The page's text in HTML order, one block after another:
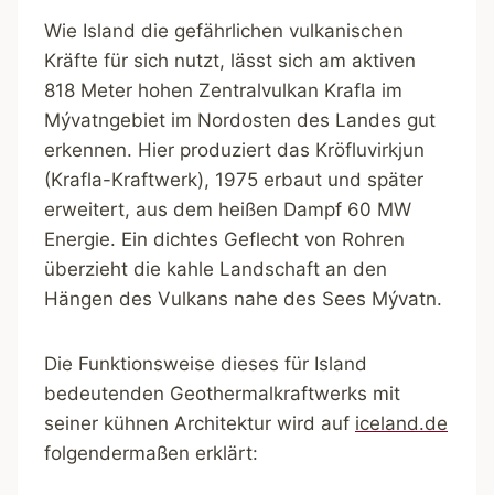
Wie Island die gefährlichen vulkanischen
Kräfte für sich nutzt, lässt sich am aktiven
818 Meter hohen Zentralvulkan Krafla im
Mývatngebiet im Nordosten des Landes gut
erkennen. Hier produziert das Kröfluvirkjun
(Krafla-Kraftwerk), 1975 erbaut und später
erweitert, aus dem heißen Dampf 60 MW
Energie. Ein dichtes Geflecht von Rohren
überzieht die kahle Landschaft an den
Hängen des Vulkans nahe des Sees Mývatn.
Die Funktionsweise dieses für Island
bedeutenden Geothermalkraftwerks mit
seiner kühnen Architektur wird auf iceland.de
folgendermaßen erklärt: